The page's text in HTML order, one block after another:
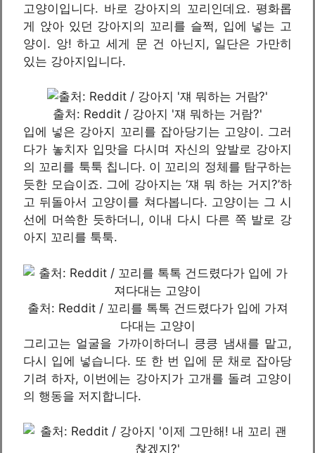
고양이입니다. 바로 강아지의 꼬리인데요. 평화롭
게 앉아 있던 강아지의 꼬리를 슬쩍, 입에 넣는 고
양이. 앙! 하고 세게 문 건 아닌지, 일단은 가만히
있는 강아지입니다.
출처: Reddit / 강아지 '쟤 뭐하는 거람?'
입에 넣은 강아지 꼬리를 잡아당기는 고양이. 그러
다가 놓치자 입맛을 다시며 자신의 앞발로 강아지
의 꼬리를 툭툭 칩니다. 이 꼬리의 정체를 탐구하는
듯한 모습이죠. 그에 강아지는 ‘쟤 뭐 하는 거지?’하
고 뒤돌아서 고양이를 쳐다봅니다. 고양이는 그 시
선에 머쓱한 듯하더니, 이내 다시 다른 쪽 발로 강
아지 꼬리를 툭툭.
출처: Reddit / 꼬리를 톡톡 건드렸다가 입에 가져
다대는 고양이
그리고는 얼굴을 가까이하더니 킁킁 냄새를 맡고,
다시 입에 넣습니다. 또 한 번 입에 문 채로 잡아당
기려 하자, 이번에는 강아지가 고개를 돌려 고양이
의 행동을 저지합니다.